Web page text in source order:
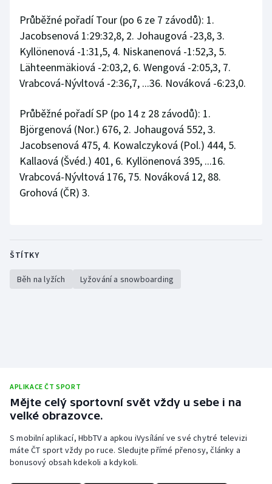
Průběžné pořadí Tour (po 6 ze 7 závodů): 1.
Jacobsenová 1:29:32,8, 2. Johaugová -23,8, 3.
Kyllönenová -1:31,5, 4. Niskanenová -1:52,3, 5.
Lähteenmäkiová -2:03,2, 6. Wengová -2:05,3, 7.
Vrabcová-Nývltová -2:36,7, ...36. Nováková -6:23,0.
Průběžné pořadí SP (po 14 z 28 závodů): 1.
Björgenová (Nor.) 676, 2. Johaugová 552, 3.
Jacobsenová 475, 4. Kowalczyková (Pol.) 444, 5.
Kallaová (Švéd.) 401, 6. Kyllönenová 395, ...16.
Vrabcová-Nývltová 176, 75. Nováková 12, 88.
Grohová (ČR) 3.
ŠTÍTKY
Běh na lyžích Lyžování a snowboarding
APLIKACE ČT SPORT
Mějte celý sportovní svět vždy u sebe i na
velké obrazovce.
S mobilní aplikací, HbbTV a apkou iVysílání ve své chytré televizi
máte ČT sport vždy po ruce. Sledujte přímé přenosy, články a
bonusový obsah kdekoli a kdykoli.